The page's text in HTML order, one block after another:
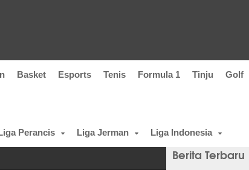
Basket Esports Tenis Formula 1 Tinju Golf
Perancis Liga Jerman Liga Indonesia
Berita Terbaru